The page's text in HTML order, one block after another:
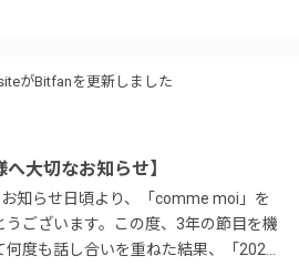
がBitfanを更新しました
大切なお知らせ】
知らせ日頃より、「comme moi」を
ございます。この度、3年の節目を機
度も話し合いを重ねた結果、「202...